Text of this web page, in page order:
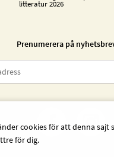
litteratur 2026
Prenumerera på
cookies för att denna sajt
för dig.